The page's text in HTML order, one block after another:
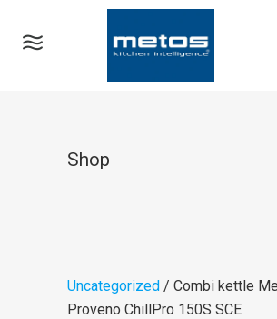
Shop
Uncategorized / Combi kettle
Proveno ChillPro 150S SCE